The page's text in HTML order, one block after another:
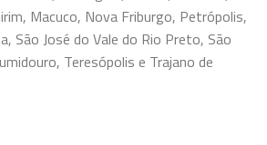
Macuco, Nova Friburgo, Petrópolis,
São José do Vale do Rio Preto, São
Teresópolis e Trajano de